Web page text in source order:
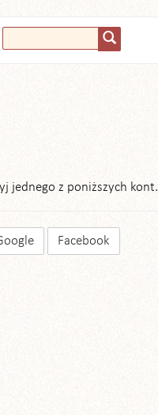
jednego z poniższych kont.
Facebook